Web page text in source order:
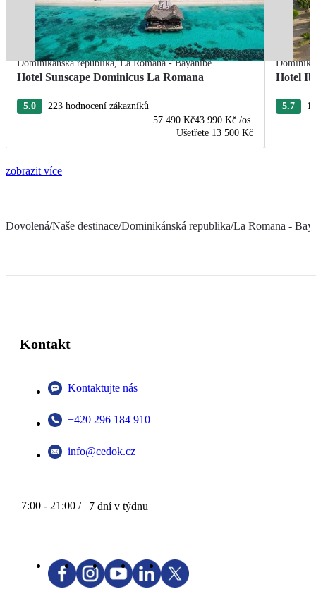
Dominikánská republika,La Romana - Bayahibe
Hotel Sunscape Dominicus La Romana
5.0
223 hodnocení zákazníků
57 490 Kč43 990 Kč /os.
Ušetřete 13 500 Kč
Hotel
5.7
zobrazit více
Dovolená/Naše destinace/Dominikánská republika/La Romana -
Kontakt
Kontaktujte nás
+420 296 184 910
info@cedok.cz
7:00 - 21:00 / 7 dní v týdnu